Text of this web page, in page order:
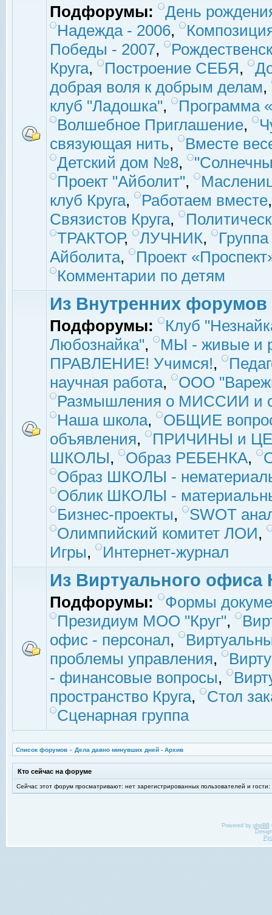
Подфорумы:
День
Надежда - 2006,
Победы - 2007,
Круга, Построение СЕБЯ,
добрая воля к добрым делам,
клуб "Ладошка",
Программа
Волшебное Приглашение,
связующая нить,
Вместе
Детский дом №8,
Проект "Айболит",
клуб Круга, Работаем вместе
Связистов Круга,
ТРАКТОР, ЛУЧНИК,
Айболита,
Проект
Комментарии по детям
Из Внутренних форумов
Подфорумы:
Клуб
Любознайка",
МЫ - живые и
ПРАВЛЕНИЕ! Учимся!,
научная работа,
ООО
Размышления о МИССИИ и
Наша школа,
ОБЩИЕ
объявления,
ПРИЧИНЫ и
ШКОЛЫ, Образ РЕБЕНКА,
Образ ШКОЛЫ -
Облик ШКОЛЫ -
Бизнес-проекты,
SWOT
Олимпийский комитет ЛОИ,
Игры, Интернет-журнал
Из Виртуального офиса
Подфорумы:
Формы
Президиум МОО "Круг",
офис - персонал,
проблемы управления,
- финансовые вопросы,
пространство Круга,
Стол
Сценарная группа
Список форумов » Дела давно минувших дней - Архив
Кто сейчас на форуме
Сейчас этот форум просматривают: нет зарегистрированных пользователей и гости:
Powered by phpBB